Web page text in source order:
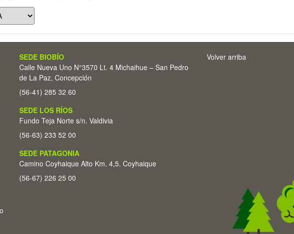
SEDE BIOBÍO
Calle Nueva Uno N°3570 Lt. 4 Michaihue – San Pedro
de La Paz, Concepción
(56-41) 285 32 60
SEDE LOS RÍOS
Fundo Teja Norte s/n. Valdivia
(56-63) 233 52 00
SEDE PATAGONIA
Camino Coyhaique Alto Km. 4,5. Coyhaique
(56-67) 226 25 00
Volver arriba